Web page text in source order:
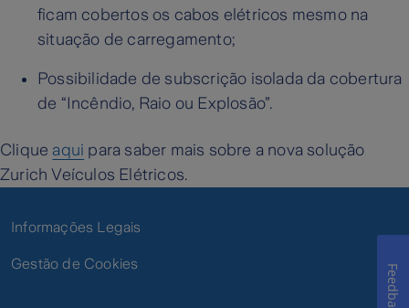
ficam cobertos os cabos elétricos mesmo na
situação de carregamento;
Possibilidade de subscrição isolada da cobertura
de “Incêndio, Raio ou Explosão”.
Clique aqui para saber mais sobre a nova solução
Zurich Veículos Elétricos.
Informações Legais
Gestão de Cookies Feedback